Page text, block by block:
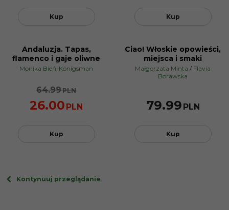
Kup Kup
PROMOCJA
Andaluzja. Tapas,
flamenco i gaje oliwne
Monika Bień-Königsman
64.99PLN
26.00 PLN
Kup
Ciao! Włoskie opowieści,
miejsca i smaki
Małgorzata Minta / Flavia
Borawska
79.99 PLN
Kup
Kontynuuj przeglądanie